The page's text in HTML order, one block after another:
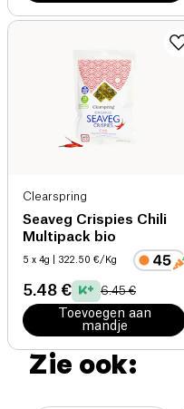
Clearspring
Seaveg Crispies Chili
Multipack bio
5 x 4g | 322.50 €/Kg
5.48 € 6.45 €
Toevoegen aan
mandje
Zie ook: